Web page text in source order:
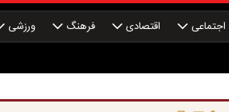
اجتماعی اقتصادی فرهنگ ورزشی